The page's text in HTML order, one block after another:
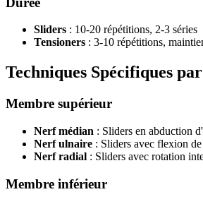
Sliders : 10-20 répétitions, 2-3 séries
Tensioners : 3-10 répétitions,
Techniques Spécifiques
Membre supérieur
Nerf médian : Sliders en abduction
Nerf ulnaire : Sliders avec flexion
Nerf radial : Sliders avec rotation
Membre inférieur